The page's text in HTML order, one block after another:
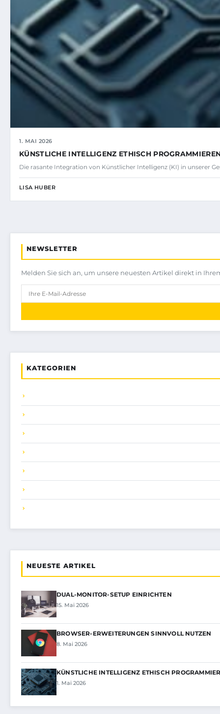
1. MAI 2026
KÜNSTLICHE INTELLIGENZ ETHISCH
Die rasante Integration von Künstlicher Intelligenz (KI) in unserer
LISA HUBER
NEWSLETTER
Melden Sie sich an, um unsere neuesten Artikel direkt in
KATEGORIEN
NEUESTE ARTIKEL
DUAL-MONITOR-SETUP EINRICHTEN
15. Mai 2026
BROWSER-ERWEITERUNGEN SINNVOLL NUTZEN
8. Mai 2026
KÜNSTLICHE INTELLIGENZ ETHISCH
1. Mai 2026